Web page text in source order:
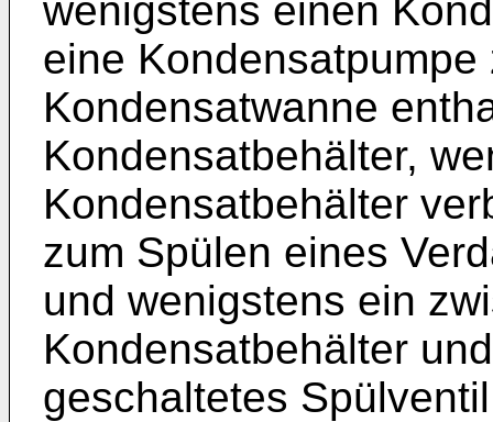
wenigstens einen
eine
Kondensatwanne
Kondensatbehälter,
Kondensatbehälter
zum Spülen eines
und wenigstens ein
Kondensatbehälter
geschaltetes